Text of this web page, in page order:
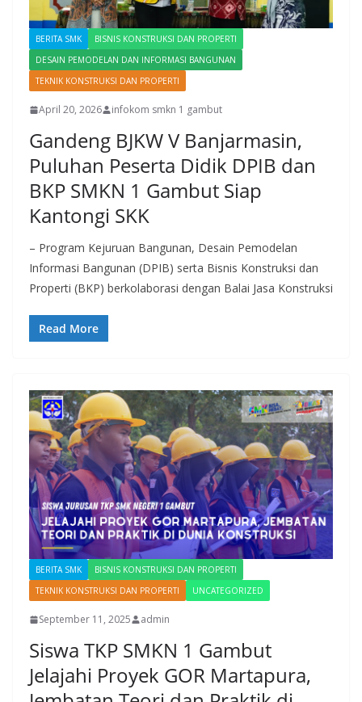
BERITA SMK
BISNIS KONSTRUKSI DAN PROPERTI
DESAIN PEMODELAN DAN INFORMASI BANGUNAN
TEKNIK KONSTRUKSI DAN PROPERTI
April 20, 2026 infokom smkn 1 gambut
Gandeng BJKW V Banjarmasin,
Puluhan Peserta Didik DPIB dan
BKP SMKN 1 Gambut Siap
Kantongi SKK
– Program Kejuruan Bangunan, Desain Pemodelan
Informasi Bangunan (DPIB) serta Bisnis Konstruksi dan
Properti (BKP) berkolaborasi dengan Balai Jasa Konstruksi
Read More
BERITA SMK
BISNIS KONSTRUKSI DAN PROPERTI
TEKNIK KONSTRUKSI DAN PROPERTI
UNCATEGORIZED
September 11, 2025 admin
Siswa TKP SMKN 1 Gambut
Jelajahi Proyek GOR Martapura,